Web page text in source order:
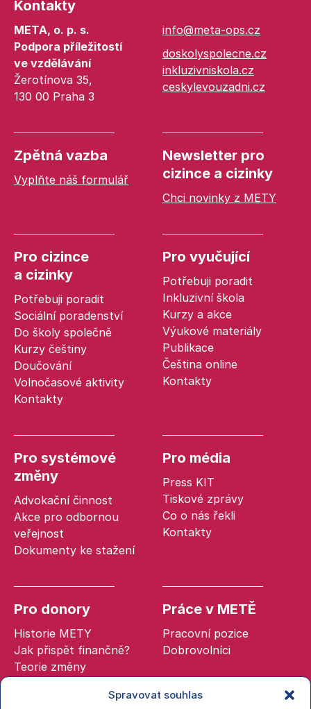
Spravovat souhlas
Kontakty
META, o. p. s.
Podpora příležitostí
ve vzdělávání
Žerotínova 35,
130 00 Praha 3
info@meta-ops.cz
doskolyspolecne.cz
inkluzivniskola.cz
ceskylevouzadni.cz
Zpětná vazba
Vyplňte náš formulář
Newsletter pro
cizince a cizinky
Chci novinky z METY
Pro cizince
a cizinky
Potřebuji poradit
Sociální poradenství
Do školy společně
Kurzy češtiny
Doučování
Volnočasové aktivity
Kontakty
Pro vyučující
Potřebuji poradit
Inkluzivní škola
Kurzy a akce
Výukové materiály
Publikace
Čeština online
Kontakty
Pro systémové
změny
Advokační činnost
Akce pro odbornou
veřejnost
Dokumenty ke stažení
Pro média
Press KIT
Tiskové zprávy
Co o nás řekli
Kontakty
Pro donory
Historie METY
Jak přispět finančně?
Teorie změny
Práce v METĚ
Pracovní pozice
Dobrovolníci